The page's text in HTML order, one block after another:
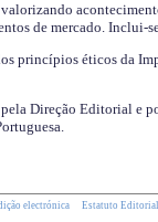
de mercado.
princípios éticos da
Direção Editorial e
electrónica Estatuto Editorial